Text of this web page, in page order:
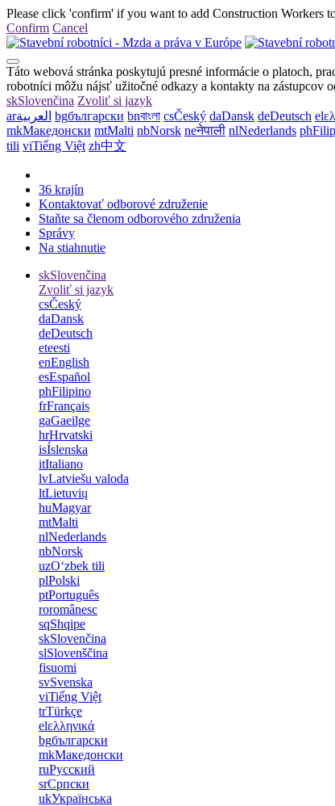
Please click 'confirm' if you want to add Construction Workers
Confirm Cancel
Táto webová stránka poskytujú presné informácie o platoch,
robotníci môžu nájsť užitočné odkazy a kontakty na
skSlovenčina Zvoliť si jazyk
arالعربية bgбългарски bnবাংলা csČeský daDansk deDeutsch el
mkМакедонски mtMalti nbNorsk neनेपाली nlNederlands ph
tili viTiếng Việt zh中文
36 krajín
Kontaktovať odborové združenie
Staňte sa členom odborového združenia
Správy
Na stiahnutie
skSlovenčina
Zvoliť si jazyk
csČeský
daDansk
deDeutsch
eteesti
enEnglish
esEspañol
phFilipino
frFrançais
gaGaeilge
hrHrvatski
isÍslenska
itItaliano
lvLatviešu valoda
ltLietuvių
huMagyar
mtMalti
nlNederlands
nbNorsk
uzOʻzbek tili
plPolski
ptPortuguês
roromânesc
sqShqipe
skSlovenčina
slSlovenščina
fisuomi
svSvenska
viTiếng Việt
trTürkçe
elελληνικά
bgбългарски
mkМакедонски
ruРусский
srСрпски
ukУкраїнська